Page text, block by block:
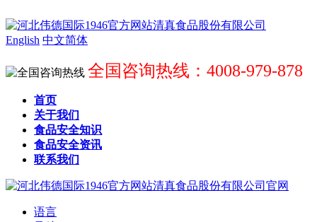
English 中文简体
全国咨询热线：4008-979-878
首页
关于我们
食品安全知识
食品安全资讯
联系我们
语言